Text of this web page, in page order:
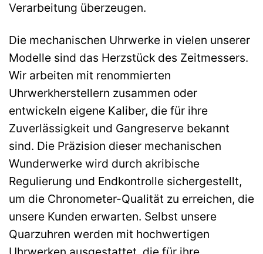
Verarbeitung überzeugen.
Die mechanischen Uhrwerke in vielen unserer
Modelle sind das Herzstück des Zeitmessers.
Wir arbeiten mit renommierten
Uhrwerkherstellern zusammen oder
entwickeln eigene Kaliber, die für ihre
Zuverlässigkeit und Gangreserve bekannt
sind. Die Präzision dieser mechanischen
Wunderwerke wird durch akribische
Regulierung und Endkontrolle sichergestellt,
um die Chronometer-Qualität zu erreichen, die
unsere Kunden erwarten. Selbst unsere
Quarzuhren werden mit hochwertigen